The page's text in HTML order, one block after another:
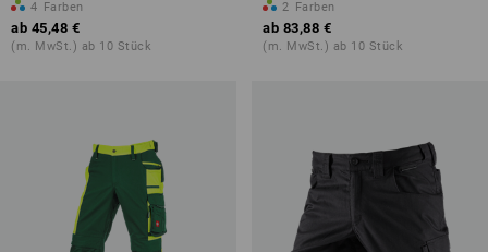
4 Farben
ab 45,48 €
(m. MwSt.) ab 10 Stück
2 Farben
ab 83,88 €
(m. MwSt.) ab 10 Stück